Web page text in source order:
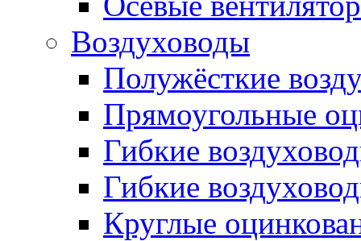
Воздуховоды
Полужёсткие
Прямоугольные
Гибкие
Гибкие
Круглые